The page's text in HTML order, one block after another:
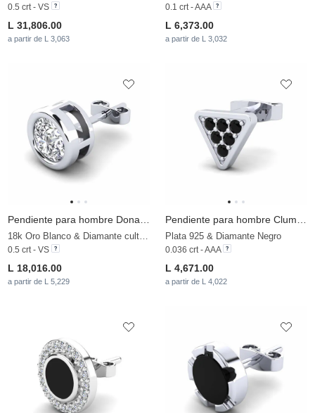
0.5 crt - VS
L 31,806.00
a partir de L 3,063
0.1 crt - AAA
L 6,373.00
a partir de L 3,032
18k Oro Blanco & Diamante cultivado en laboratorio
0.5 crt - VS
L 18,016.00
a partir de L 5,229
Plata 925 & Diamante Negro
0.036 crt - AAA
L 4,671.00
a partir de L 4,022